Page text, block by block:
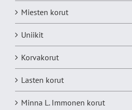
Miesten korut
Uniikit
Korvakorut
Lasten korut
Minna L. Immonen korut